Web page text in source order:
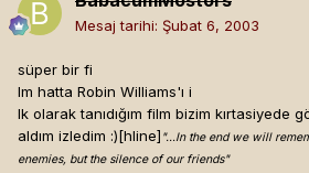
Mesaj tarihi: Şubat 6, 2003
süper bir fi
lm hatta Robin Williams'ı i
lk olarak tanıdığım film bizim kırtasiyede
aldım izledim :)[hline] "...In the end we will
enemies, but the silence of our friends"